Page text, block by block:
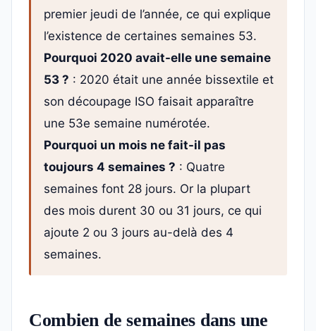
premier jeudi de l’année, ce qui explique
l’existence de certaines semaines 53.
Pourquoi 2020 avait-elle une semaine
53 ? : 2020 était une année bissextile et
son découpage ISO faisait apparaître
une 53e semaine numérotée.
Pourquoi un mois ne fait-il pas
toujours 4 semaines ? : Quatre
semaines font 28 jours. Or la plupart
des mois durent 30 ou 31 jours, ce qui
ajoute 2 ou 3 jours au-delà des 4
semaines.
Combien de semaines dans une